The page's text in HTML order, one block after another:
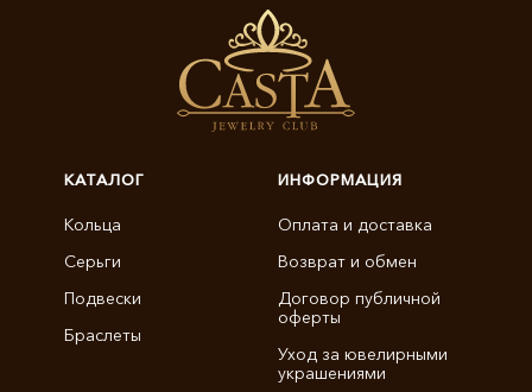
КАТАЛОГ
Кольца
Серьги
Подвески
Браслеты
ИНФОРМАЦИЯ
Оплата и доставка
Возврат и обмен
Договор публичной
оферты
Уход за ювелирными
украшениями